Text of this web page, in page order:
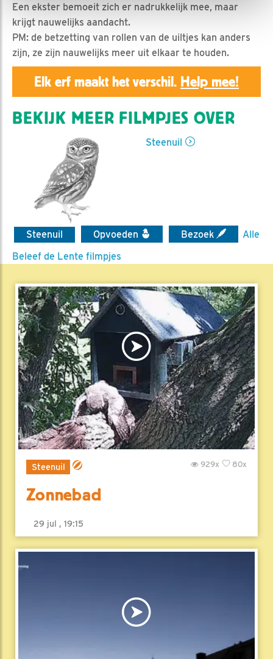
Een ekster bemoeit zich er nadrukkelijk mee, maar
krijgt nauwelijks aandacht.
PM: de betzetting van rollen van de uiltjes kan anders
zijn, ze zijn nauwelijks meer uit elkaar te houden.
Elk erf maakt het verschil. Help mee!
BEKIJK MEER FILMPJES OVER
Steenuil
Steenuil Opvoeden Bezoek
Alle
Beleef de Lente filmpjes
Steenuil 80x
929x
Zonnebad
29 jul , 19:15